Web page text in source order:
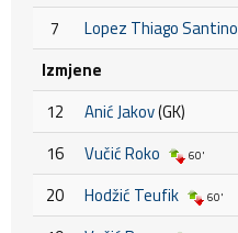
7 Lopez Thiago Santino
Izmjene
12
Anić Jakov(GK)
16
Vučić Roko 60'
20 Hodžić Teufik 60'